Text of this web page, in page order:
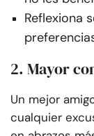
Reflexiona
2. Mayor
Un mejor
cualquier